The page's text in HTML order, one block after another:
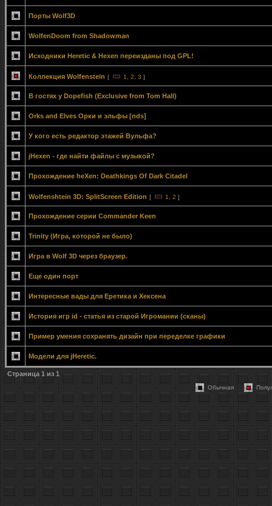
Порты Wolf3D
WolfenDoom from Shadowman
Исходники Heretic & Hexen переизданы под GPL!
Коллекция Wolfenstein [ 1 2 3 ]
В гостях у Dopefish (Exclusive from Tom Hall)
Orks and Elves Орки и эльфы [nds]
У кого есть редактор этажей Вульфа?
jHexen - где найти файлы с музыкой?
Прохождение heXen: Deathkings Of Dark Citadel
Wolfenshtein 3D: SplitScreen Edition [ 1 2 ]
Прохождение серии Commander Keen
Trinity (Игра, которой не было)
Игра в Wolf 3D через браузер.
Еще один порт
Интересные вады для Еретика и Хексена
История игр id - статья из старой Игромании (сканы)
Пример умения сохранять дизайн при переделке графики
Модели для jHeretic.
Страница 1из 1
Обычная